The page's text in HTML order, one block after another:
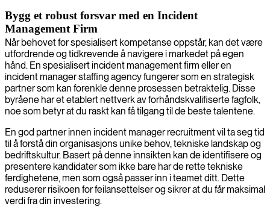
Bygg et robust forsvar med en Incident
Management Firm
Når behovet for spesialisert kompetanse oppstår, kan det være
utfordrende og tidkrevende å navigere i markedet på egen
hånd. En spesialisert incident management firm eller en
incident manager staffing agency fungerer som en strategisk
partner som kan forenkle denne prosessen betraktelig. Disse
byråene har et etablert nettverk av forhåndskvalifiserte fagfolk,
noe som betyr at du raskt kan få tilgang til de beste talentene.
En god partner innen incident manager recruitment vil ta seg tid
til å forstå din organisasjons unike behov, tekniske landskap og
bedriftskultur. Basert på denne innsikten kan de identifisere og
presentere kandidater som ikke bare har de rette tekniske
ferdighetene, men som også passer inn i teamet ditt. Dette
reduserer risikoen for feilansettelser og sikrer at du får maksimal
verdi fra din investering.